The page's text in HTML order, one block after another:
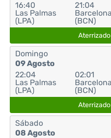
16:40
Las Palmas
(LPA)
21:04
Barcelona
(BCN)
Domingo
09 Agosto
22:04
Las Palmas
(LPA)
02:01
Barcelona
(BCN)
Sábado
08 Agosto